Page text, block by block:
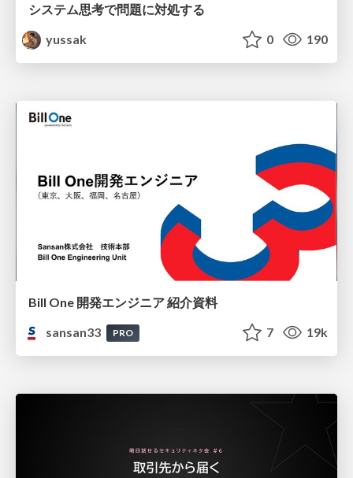
システム思考で問題に対処する
yussak
0 190
Bill One 開発エンジニア 紹介資料
sansan33
PRO 7 19k